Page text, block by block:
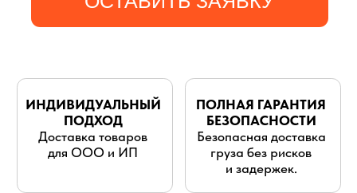
Срок доставки от 3х дней
Стоимость от 0.7 $/кг
груза без рисков
для ООО и ИП